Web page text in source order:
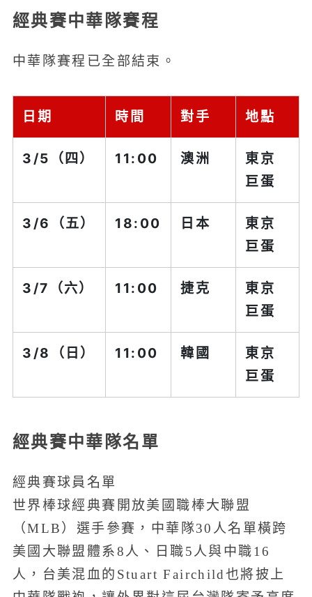
經典賽中華隊賽程
中華隊賽程已全部結束。
日期 時間 對手 地點
3/5（四） 11:00 澳洲
東京
巨蛋
3/6（五） 18:00 日本
東京
巨蛋
3/7（六） 11:00 捷克
東京
巨蛋
3/8（日） 11:00 韓國
東京
巨蛋
經典賽中華隊名單
經典賽球員名單
世界棒球經典賽開放美國職棒大聯盟
（MLB）選手參賽，中華隊30人名單橫跨
美國大聯盟體系8人、日職5人與中職16
人，台美混血的Stuart Fairchild也將披上